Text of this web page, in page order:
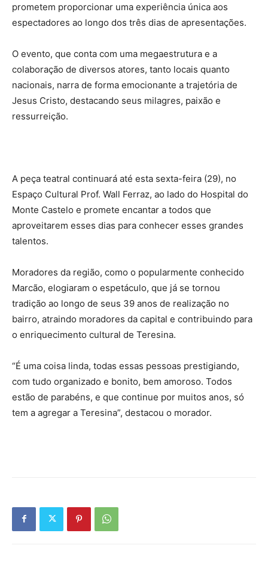
prometem proporcionar uma experiência única aos
espectadores ao longo dos três dias de apresentações.
O evento, que conta com uma megaestrutura e a
colaboração de diversos atores, tanto locais quanto
nacionais, narra de forma emocionante a trajetória de
Jesus Cristo, destacando seus milagres, paixão e
ressurreição.
A peça teatral continuará até esta sexta-feira (29), no
Espaço Cultural Prof. Wall Ferraz, ao lado do Hospital do
Monte Castelo e promete encantar a todos que
aproveitarem esses dias para conhecer esses grandes
talentos.
Moradores da região, como o popularmente conhecido
Marcão, elogiaram o espetáculo, que já se tornou
tradição ao longo de seus 39 anos de realização no
bairro, atraindo moradores da capital e contribuindo para
o enriquecimento cultural de Teresina.
“É uma coisa linda, todas essas pessoas prestigiando,
com tudo organizado e bonito, bem amoroso. Todos
estão de parabéns, e que continue por muitos anos, só
tem a agregar a Teresina”, destacou o morador.